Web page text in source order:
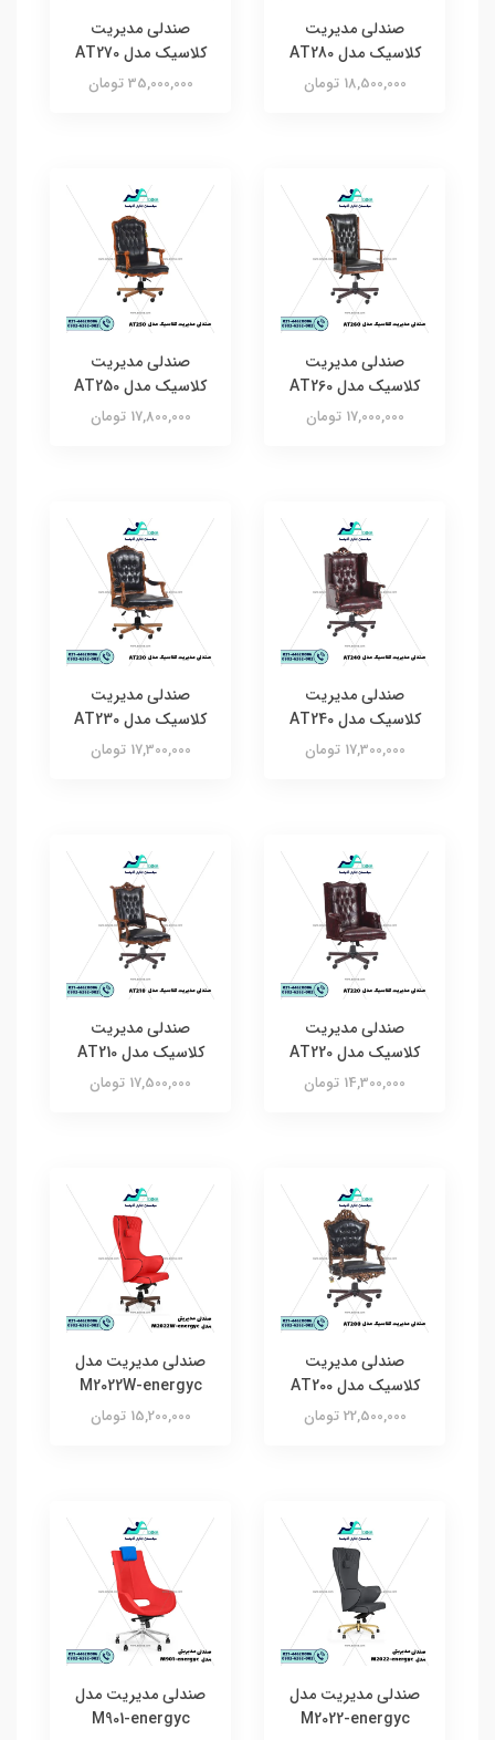
صندلی مدیریت
کلاسیک مدل AT280
18,500,000 تومان
صندلی مدیریت
کلاسیک مدل AT270
35,000,000 تومان
صندلی مدیریت
کلاسیک مدل AT260
17,000,000 تومان
صندلی مدیریت
کلاسیک مدل AT250
17,800,000 تومان
صندلی مدیریت
کلاسیک مدل AT240
17,300,000 تومان
صندلی مدیریت
کلاسیک مدل AT230
17,300,000 تومان
صندلی مدیریت
کلاسیک مدل AT220
14,300,000 تومان
صندلی مدیریت
کلاسیک مدل AT210
17,500,000 تومان
صندلی مدیریت
کلاسیک مدل AT200
22,500,000 تومان
صندلی مدیریت مدل
M2022W-energyc
15,200,000 تومان
صندلی مدیریت مدل
M2022-energyc
صندلی مدیریت مدل
M901-energyc